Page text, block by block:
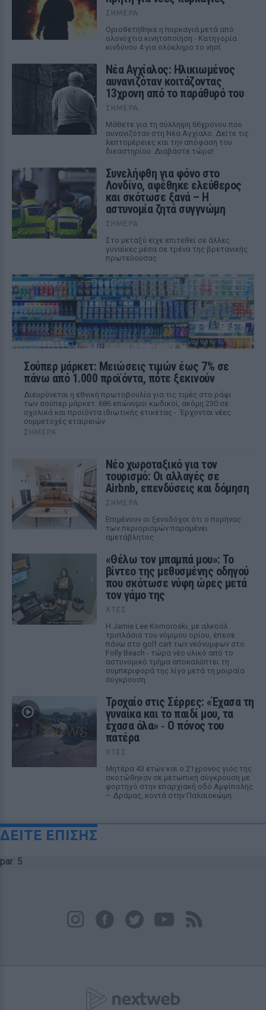
ΣΉΜΕΡΑ
Οριοθετήθηκε η πυρκαγιά μετά από
ολονύχτια κινητοποίηση - Κατηγορία
κινδύνου 4 για ολόκληρο το νησί
Νέα Αγχίαλος: Ηλικιωμένος
αυνανιζόταν κοιτάζοντας
13χρονη από το παράθυρό του
ΣΉΜΕΡΑ
Μάθετε για τη σύλληψη 66χρονου που
αυνανιζόταν στη Νέα Αγχίαλο. Δείτε τις
λεπτομέρειες και την απόφαση του
δικαστηρίου. Διαβάστε τώρα!
Συνελήφθη για φόνο στο
Λονδίνο, αφέθηκε ελεύθερος
και σκότωσε ξανά – Η
αστυνομία ζητά συγγνώμη
ΣΉΜΕΡΑ
Στο μεταξύ είχε επιτεθεί σε άλλες
γυναίκες μέσα σε τρένα της βρετανικής
πρωτεύουσας
Σούπερ μάρκετ: Μειώσεις τιμών έως 7% σε
πάνω από 1.000 προϊόντα, πότε ξεκινούν
Διευρύνεται η εθνική πρωτοβουλία για τις τιμές στο ράφι
των σούπερ μάρκετ: 686 επώνυμοι κωδικοί, ακόμη 230 σε
σχολικά και προϊόντα ιδιωτικής ετικέτας - Έρχονται νέες
συμμετοχές εταιρειών
ΣΉΜΕΡΑ
Νέο χωροταξικό για τον
τουρισμό: Οι αλλαγές σε
Airbnb, επενδύσεις και δόμηση
ΣΉΜΕΡΑ
Επιμένουν οι ξενοδόχοι ότι ο πυρήνας
των περιορισμών παραμένει
αμετάβλητος
«Θέλω τον μπαμπά μου»: Το
βίντεο της μεθυσμένης οδηγού
που σκότωσε νύφη ώρες μετά
τον γάμο της
ΧΤΕΣ
Η Jamie Lee Komoroski, με αλκοόλ
τριπλάσιο του νόμιμου ορίου, έπεσε
πάνω στο golf cart των νεόνυμφων στο
Folly Beach - τώρα νέο υλικό από το
αστυνομικό τμήμα αποκαλύπτει τη
συμπεριφορά της λίγο μετά τη μοιραία
σύγκρουση
Τροχαίο στις Σέρρες: «Έχασα τη
γυναίκα και το παιδί μου, τα
έχασα όλα» ‑ Ο πόνος του
πατέρα
ΧΤΕΣ
Μητέρα 43 ετών και ο 21χρονος γιος της
σκοτώθηκαν σε μετωπική σύγκρουση με
φορτηγό στην επαρχιακή οδό Αμφίπολης
– Δράμας, κοντά στην Παλαιοκώμη.
ΔΕΙΤΕ ΕΠΙΣΗΣ
par: 5